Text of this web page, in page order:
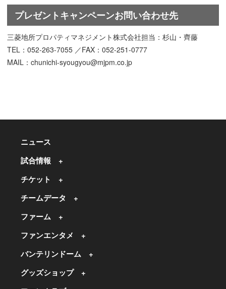
プレゼントキャンペーンお問い合わせ先
三菱地所プロパティマネジメント株式会社担当：杉山・齊藤
TEL：052-263-7055 ／FAX：052-251-0777
MAIL：chunichi-syougyou@mjpm.co.jp
ニュース
試合情報
チケット
チームデータ
ファーム
ファンエンタメ
バンテリンドーム
グッズショップ